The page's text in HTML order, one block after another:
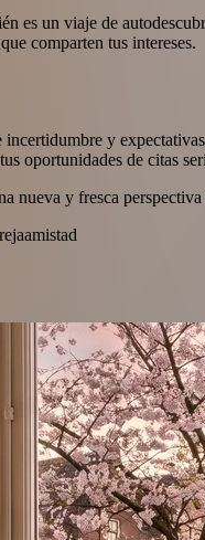
es un viaje de
comparten tus intereses.
y
oportunidades de citas
nueva y fresca
amistad